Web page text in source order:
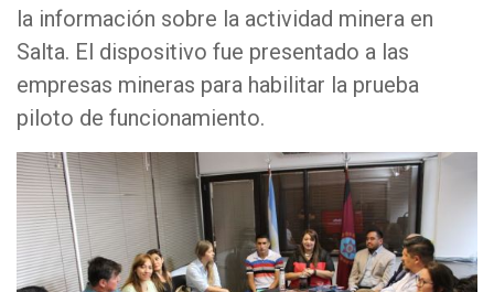
la información sobre la actividad minera en
Salta. El dispositivo fue presentado a las
empresas mineras para habilitar la prueba
piloto de funcionamiento.